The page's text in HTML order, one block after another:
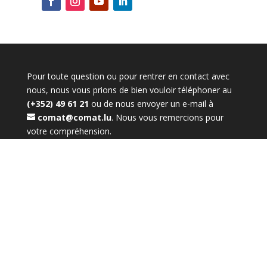
Pour toute question ou pour rentrer en contact avec
nous, nous vous prions de bien vouloir téléphoner au
(+352) 49 61 21 ou de nous envoyer un e-mail à
comat@comat.lu. Nous vous remercions pour
votre compréhension.